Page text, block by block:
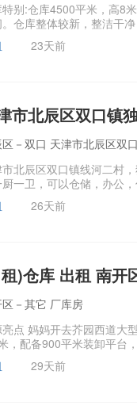
别:仓库4500平米，高8
。仓库整体较新，整洁干
23天前
市北辰区双口镇
－双口 天津市北辰区双
市北辰区双口镇线河二村
厨一卫，可以仓储，办公
26天前
)仓库 出租 南开
－其它 厂库房
亮点 妈妈开去芥园西道大
，配备900平米装卸平台
29天前